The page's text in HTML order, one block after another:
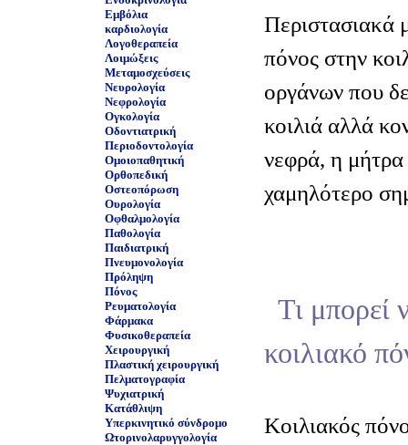
Εμβόλια
καρδιολογία
Λογοθεραπεία
Λοιμώξεις
Μεταμοσχεύσεις
Νευρολογία
Νεφρολογία
Ογκολογία
Οδοντιατρική
Περιοδοντολογία
Ομοιοπαθητική
Ορθοπεδική
Οστεοπόρωση
Ουρολογία
Οφθαλμολογία
Παθολογία
Παιδιατρική
Πνευμονολογία
Πρόληψη
Πόνος
Ρευματολογία
Φάρμακα
Φυσικοθεραπεία
Χειρουργική
Πλαστική χειρουργική
Πελματογραφία
Ψυχιατρική
Κατάθλιψη
Υπερκινητικό σύνδρομο
Ωτορινολαρυγγολογία
Περιστασιακά
πόνος στην
οργάνων που
κοιλιά αλλά
νεφρά, η μήτρα
χαμηλότερο
Τι μπορεί
κοιλιακό
Κοιλιακός